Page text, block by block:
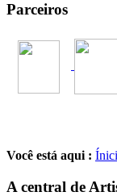
Parceiros
Você está aqui :
A central de